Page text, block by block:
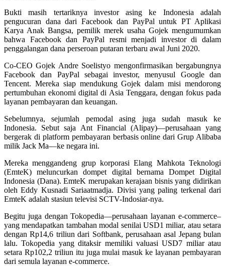
Bukti masih tertariknya investor asing ke Indonesia adalah
pengucuran dana dari Facebook dan PayPal untuk PT Aplikasi
Karya Anak Bangsa, pemilik merek usaha Gojek mengumumkan
bahwa Facebook dan PayPal resmi menjadi investor di dalam
penggalangan dana perseroan putaran terbaru awal Juni 2020.
Co-CEO Gojek Andre Soelistyo mengonfirmasikan bergabungnya
Facebook dan PayPal sebagai investor, menyusul Google dan
Tencent. Mereka siap mendukung Gojek dalam misi mendorong
pertumbuhan ekonomi digital di Asia Tenggara, dengan fokus pada
layanan pembayaran dan keuangan.
Sebelumnya, sejumlah pemodal asing juga sudah masuk ke
Indonesia. Sebut saja Ant Financial (Alipay)—perusahaan yang
bergerak di platform pembayaran berbasis online dari Grup Alibaba
milik Jack Ma—ke negara ini.
Mereka menggandeng grup korporasi Elang Mahkota Teknologi
(EmteK) meluncurkan dompet digital bernama Dompet Digital
Indonesia (Dana). EmteK merupakan kerajaan bisnis yang didirikan
oleh Eddy Kusnadi Sariaatmadja. Divisi yang paling terkenal dari
EmteK adalah stasiun televisi SCTV-Indosiar-nya.
Begitu juga dengan Tokopedia—perusahaan layanan e-commerce–
yang mendapatkan tambahan modal senilai USD1 miliar, atau setara
dengan Rp14,6 triliun dari Softbank, perusahaan asal Jepang bulan
lalu. Tokopedia yang ditaksir memiliki valuasi USD7 miliar atau
setara Rp102,2 triliun itu juga mulai masuk ke layanan pembayaran
dari semula layanan e-commerce.